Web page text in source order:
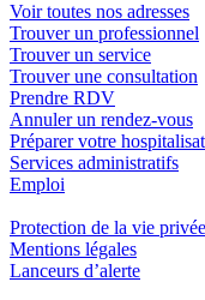
Voir toutes nos adresses
Trouver un professionnel
Trouver un service
Trouver une consultation
Prendre RDV
Annuler un rendez-vous
Préparer votre
Services administratifs
Emploi​
Protection de la vie privée
Mentions légales
Lanceurs d’alerte